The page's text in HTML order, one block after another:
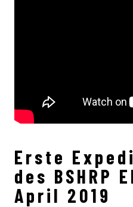
Erste
des BSHRP
April 2019